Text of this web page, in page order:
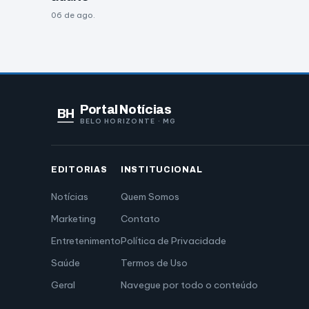
06 de ago.
BH Portal Notícias
BELO HORIZONTE · MG
EDITORIAS
Notícias
Marketing
Entretenimento
Saúde
Geral
INSTITUCIONAL
Quem Somos
Contato
Política de Privacidade
Termos de Uso
Navegue por todo o conteúdo